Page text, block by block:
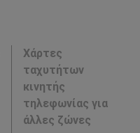
Χάρτες
ταχυτήτων
κινητής
τηλεφωνίας για
άλλες ζώνες